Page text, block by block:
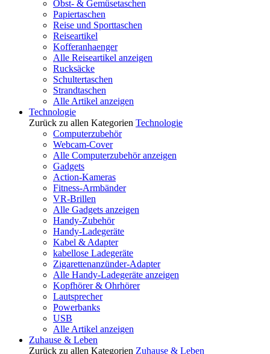
Obst- & Gemüsetaschen
Papiertaschen
Reise und Sporttaschen
Reiseartikel
Kofferanhaenger
Alle Reiseartikel anzeigen
Rucksäcke
Schultertaschen
Strandtaschen
Alle Artikel anzeigen
Technologie
Zurück zu allen Kategorien Technologie
Computerzubehör
Webcam-Cover
Alle Computerzubehör anzeigen
Gadgets
Action-Kameras
Fitness-Armbänder
VR-Brillen
Alle Gadgets anzeigen
Handy-Zubehör
Handy-Ladegeräte
Kabel & Adapter
kabellose Ladegeräte
Zigarettenanzünder-Adapter
Alle Handy-Ladegeräte anzeigen
Kopfhörer & Ohrhörer
Lautsprecher
Powerbanks
USB
Alle Artikel anzeigen
Zuhause & Leben
Zurück zu allen Kategorien Zuhause & Leben